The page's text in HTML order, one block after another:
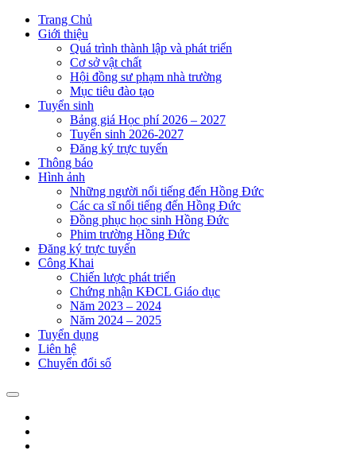
Trang Chủ
Giới thiệu
Quá trình thành lập và phát triển
Cơ sở vật chất
Hội đồng sư phạm nhà trường
Mục tiêu đào tạo
Tuyển sinh
Bảng giá Học phí 2026 – 2027
Tuyển sinh 2026-2027
Đăng ký trực tuyến
Thông báo
Hình ảnh
Những người nổi tiếng đến Hồng Đức
Các ca sĩ nổi tiếng đến Hồng Đức
Đồng phục học sinh Hồng Đức
Phim trường Hồng Đức
Đăng ký trực tuyến
Công Khai
Chiến lược phát triển
Chứng nhận KĐCL Giáo dục
Năm 2023 – 2024
Năm 2024 – 2025
Tuyển dụng
Liên hệ
Chuyển đổi số